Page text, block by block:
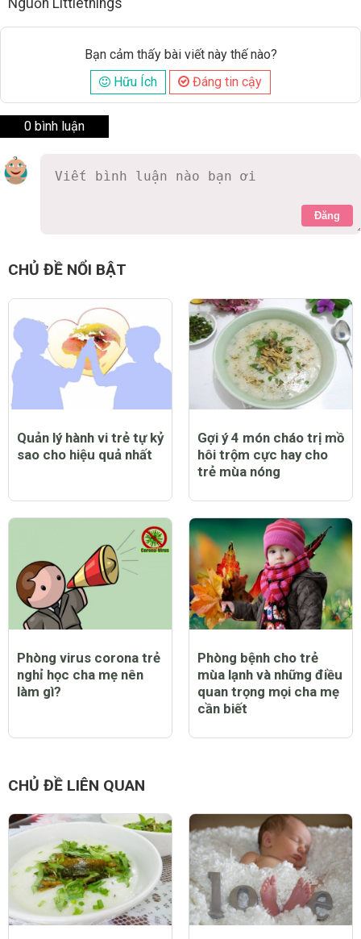
Nguồn Littlethings
Bạn cảm thấy bài viết này thế nào?
Hữu Ích
Đáng tin cậy
0 bình luận
Đăng
CHỦ ĐỀ NỔI BẬT
Quản lý hành vi trẻ tự kỷ
sao cho hiệu quả nhất
Gợi ý 4 món cháo trị mồ
hôi trộm cực hay cho
trẻ mùa nóng
Phòng virus corona trẻ
nghỉ học cha mẹ nên
làm gì?
Phòng bệnh cho trẻ
mùa lạnh và những điều
quan trọng mọi cha mẹ
cần biết
CHỦ ĐỀ LIÊN QUAN